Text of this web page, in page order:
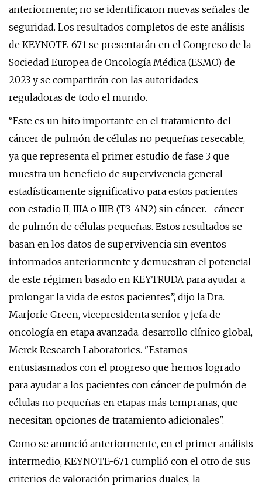
anteriormente; no se identificaron nuevas señales de
seguridad. Los resultados completos de este análisis
de KEYNOTE-671 se presentarán en el Congreso de la
Sociedad Europea de Oncología Médica (ESMO) de
2023 y se compartirán con las autoridades
reguladoras de todo el mundo.
“Este es un hito importante en el tratamiento del
cáncer de pulmón de células no pequeñas resecable,
ya que representa el primer estudio de fase 3 que
muestra un beneficio de supervivencia general
estadísticamente significativo para estos pacientes
con estadio II, IIIA o IIIB (T3-4N2) sin cáncer. -cáncer
de pulmón de células pequeñas. Estos resultados se
basan en los datos de supervivencia sin eventos
informados anteriormente y demuestran el potencial
de este régimen basado en KEYTRUDA para ayudar a
prolongar la vida de estos pacientes”, dijo la Dra.
Marjorie Green, vicepresidenta senior y jefa de
oncología en etapa avanzada. desarrollo clínico global,
Merck Research Laboratories. "Estamos
entusiasmados con el progreso que hemos logrado
para ayudar a los pacientes con cáncer de pulmón de
células no pequeñas en etapas más tempranas, que
necesitan opciones de tratamiento adicionales".
Como se anunció anteriormente, en el primer análisis
intermedio, KEYNOTE-671 cumplió con el otro de sus
criterios de valoración primarios duales, la